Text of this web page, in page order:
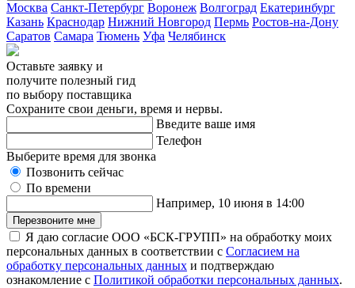
Москва Санкт-Петербург Воронеж Волгоград Екатеринбург
Казань Краснодар Нижний Новгород Пермь Ростов-на-Дону
Саратов Самара Тюмень Уфа Челябинск
Оставьте заявку и
получите полезный гид
по выбору поставщика
Сохраните свои деньги, время и нервы.
Введите ваше имя
Телефон
Выберите время для звонка
Позвонить сейчас
По времени
Например, 10 июня в 14:00
Перезвоните мне
Я даю согласие ООО «БСК-ГРУПП» на обработку моих
персональных данных в соответствии с Согласием на
обработку персональных данных и подтверждаю
ознакомление с Политикой обработки персональных данных.